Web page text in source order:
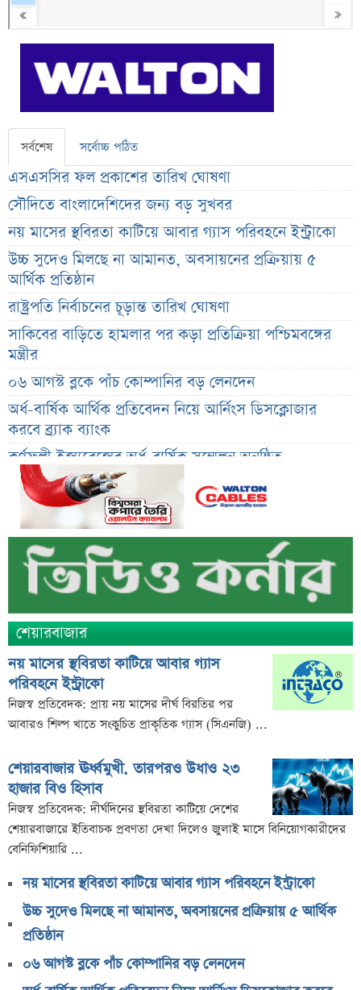
সর্বশেষ সর্বোচ্চ পঠিত
এসএসসির ফল প্রকাশের তারিখ ঘোষণা
সৌদিতে বাংলাদেশিদের জন্য বড় সুখবর
নয় মাসের স্থবিরতা কাটিয়ে আবার গ্যাস পরিবহনে ইন্ট্রাকো
উচ্চ সুদেও মিলছে না আমানত, অবসায়নের প্রক্রিয়ায় ৫
আর্থিক প্রতিষ্ঠান
রাষ্ট্রপতি নির্বাচনের চূড়ান্ত তারিখ ঘোষণা
সাকিবের বাড়িতে হামলার পর কড়া প্রতিক্রিয়া পশ্চিমবঙ্গের
মন্ত্রীর
০৬ আগস্ট ব্লকে পাঁচ কোম্পানির বড় লেনদেন
অর্ধ-বার্ষিক আর্থিক প্রতিবেদন নিয়ে আর্নিংস ডিসক্লোজার
করবে ব্র্যাক ব্যাংক
কর্ণফুলী ইন্স্যুরেন্সের অর্ধ-বার্ষিক সম্মেলন অনুষ্ঠিত
৭৫ হাজার ২৮৩ শেয়ার মনোনীত উত্তরাধিকারীর নামে
হস্তান্তর
আস্থা থাকলেও বাজারে অস্থিরতা, তদারকি বাড়ানোর পরামর্শ
০৬ আগস্ট লেনদেনের শীর্ষ ১০ শেয়ার
০৬ আগস্ট দর পতনের শীর্ষ ১০ শেয়ার
০৬ আগস্ট দর বৃদ্ধির শীর্ষ ১০ শেয়ার
দেশি ৫ মাছে মিলল মাইক্রোপ্লাস্টিক!
শেয়ার দাম অস্বাভাবিক বাড়ায় ডিএসইর সতর্কবার্তা
প্রায় ২ কোটি শেয়ার বিক্রির ঘোষণা
উৎপাদন বন্ধের কারণ জানালো এস আলম কোল্ড রোল্ড স্টিল
রেনাটার
শেখ হাসিনাকে নিয়ে বিস্ফোরক মন্তব্য সোহেল তাজের
ন্যাশনাল ফিড মিলের দ্বিতীয় প্রান্তিক প্রকাশ
বাজুসের নতুন ঘোষণা, স্বর্ণের দামে ইতিহাসের বড় উল্লম্ফন
হাসিনার প্রোগ্রাম থেকে যে কারণে বের হয়ে গেলেন ৪৪০০০
দর্শক
শেখ হাসিনার বক্তব্য ঘিরে ভারতকে কড়া বার্তা বাংলাদেশের
বাংলাদেশ নিয়ে নতুন বিতর্ক, মুখ খুললেন সজীব ওয়াজেদ জয়
শেয়ারবাজার উত্থানের নেতৃত্বে মিউচুয়াল ফান্ড
শেয়ারবাজার
নয় মাসের স্থবিরতা কাটিয়ে আবার গ্যাস
পরিবহনে ইন্ট্রাকো
নিজস্ব প্রতিবেদক: প্রায় নয় মাসের দীর্ঘ বিরতির পর
আবারও শিল্প খাতে সংকুচিত প্রাকৃতিক গ্যাস (সিএনজি) ...
শেয়ারবাজার ঊর্ধ্বমুখী. তারপরও উধাও ২৩
হাজার বিও হিসাব
নিজস্ব প্রতিবেদক: দীর্ঘদিনের স্থবিরতা কাটিয়ে দেশের
শেয়ারবাজারে ইতিবাচক প্রবণতা দেখা দিলেও জুলাই মাসে বিনিয়োগকারীদের
বেনিফিশিয়ারি ...
নয় মাসের স্থবিরতা কাটিয়ে আবার গ্যাস পরিবহনে ইন্ট্রাকো
উচ্চ সুদেও মিলছে না আমানত, অবসায়নের প্রক্রিয়ায় ৫ আর্থিক
প্রতিষ্ঠান
০৬ আগস্ট ব্লকে পাঁচ কোম্পানির বড় লেনদেন